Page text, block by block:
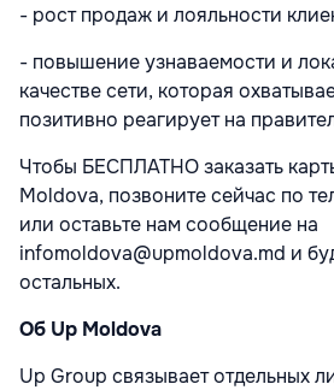
- рост продаж и лояльности
- повышение узнаваемости и
качестве сети, которая
позитивно реагирует на
Чтобы БЕСПЛАТНО заказать
Moldova, позвоните сейчас по
или оставьте нам сообщение на
infomoldova@upmoldova.md и
остальных.
Об Up Moldova
Up Group связывает отдельных